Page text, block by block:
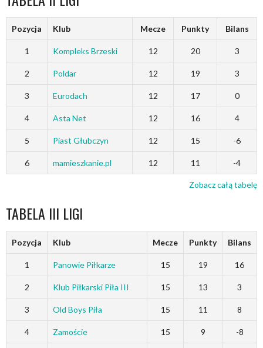
Pozycja Klub Mecze Punkty Bilans
1 Kompleks Brzeski 12 20 3
2 Poldar 12 19 3
3 Eurodach 12 17 0
4 Asta Net 12 16 4
5 Piast Głubczyn 12 15 -6
6 mamieszkanie.pl 12 11 -4
Zobacz całą tabelę
TABELA III LIGI
Pozycja Klub Mecze Punkty Bilans
1 Panowie Piłkarze 15 19 16
2 Klub Piłkarski Piła III 15 13 3
3 Old Boys Piła 15 11 8
4 Zamoście 15 9 -8